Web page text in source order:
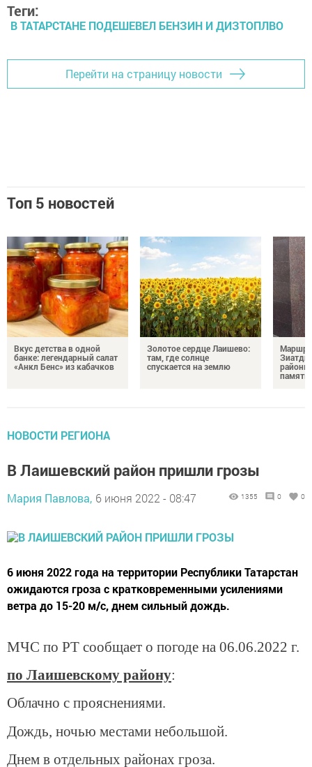
Теги:
В ТАТАРСТАНЕ ПОДЕШЕВЕЛ БЕНЗИН И ДИЗТОПЛВО
Перейти на страницу новости
Топ 5 новостей
Вкус детства в одной
банке: легендарный салат
«Анкл Бенс» из кабачков
Золотое сердце Лаишево:
там, где солнце
спускается на землю
районы
память
НОВОСТИ РЕГИОНА
В Лаишевский район пришли грозы
Мария Павлова, 6 июня 2022 - 08:47 1355 0 0
6 июня 2022 года на территории Республики Татарстан
ожидаются гроза с кратковременными усилениями
ветра до 15-20 м/с, днем сильный дождь.
МЧС по РТ сообщает о погоде на 06.06.2022 г.
по Лаишевскому району:
Облачно с прояснениями.
Дождь, ночью местами небольшой.
Днем в отдельных районах гроза.